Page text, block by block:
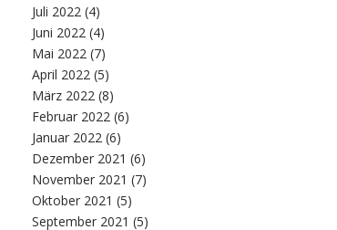
Juli 2022 (4)
Juni 2022 (4)
Mai 2022 (7)
April 2022 (5)
März 2022 (8)
Februar 2022 (6)
Januar 2022 (6)
Dezember 2021 (6)
November 2021 (7)
Oktober 2021 (5)
September 2021 (5)